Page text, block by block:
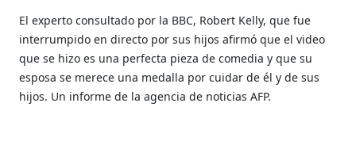
El experto consultado por la BBC, Robert Kelly, que fue
interrumpido en directo por sus hijos afirmó que el video
que se hizo es una perfecta pieza de comedia y que su
esposa se merece una medalla por cuidar de él y de sus
hijos. Un informe de la agencia de noticias AFP.